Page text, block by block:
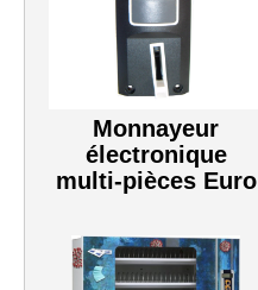
Monnayeur
électronique
multi-pièces Euro